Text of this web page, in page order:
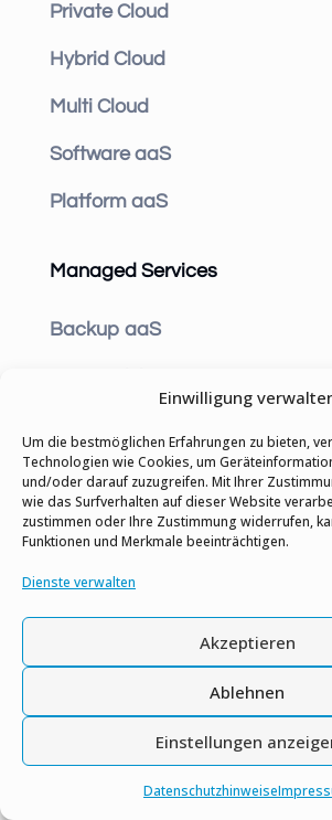
Einwilligung
Um die bestmöglichen Erfahrungen zu bieten,
Technologien wie Cookies, um
und/oder darauf zuzugreifen. Mit Ihrer
wie das Surfverhalten auf dieser Website
zustimmen oder Ihre Zustimmung widerrufen,
Funktionen und Merkmale beeinträchtigen.
Dienste verwalten
Akzeptieren
Ablehnen
Einstellungen
Datenschutzhinweise
Private Cloud
Hybrid Cloud
Multi Cloud
Software aaS
Platform aaS
Managed Services
Backup aaS
Business Continuity
Management aaS
Firewall aaS
Disaster Recovery aaS
Kontaktieren Sie uns
Julius-Reiber-Str. 11